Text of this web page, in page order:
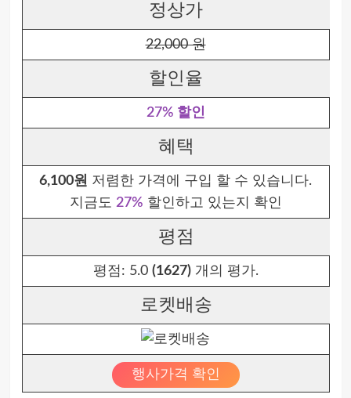
정상가
22,000 원
할인율
27% 할인
혜택
6,100원 저렴한 가격에 구입 할 수 있습니다.
지금도 27% 할인하고 있는지 확인
평점
평점: 5.0 (1627)개의 평가.
로켓배송
행사가격 확인